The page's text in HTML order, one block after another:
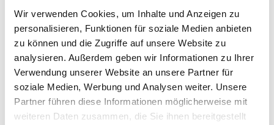
Wir verwenden Cookies, um Inhalte und Anzeigen zu
personalisieren, Funktionen für soziale Medien anbieten
zu können und die Zugriffe auf unsere Website zu
analysieren. Außerdem geben wir Informationen zu Ihrer
Verwendung unserer Website an unsere Partner für
soziale Medien, Werbung und Analysen weiter. Unsere
Partner führen diese Informationen möglicherweise mit
weiteren Daten zusammen, die Sie ihnen bereitgestellt
Frames verbinden.
Die vorhandenen Gewindebohrungen an den Enden
ermöglichen die Anbringung der Flex Frame 45° Corner
bzw. Flex Frame 3-way Corner oder die Aufnahme von
TV-Zapfen.
Die Bohrungen für die Flex Frame Connector befinden
sich ober- und unterhalb der jeweiligen Nutprofile des